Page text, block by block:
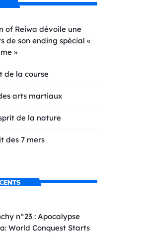
of Reiwa dévoile une
de son ending spécial «
»
de la course
arts martiaux
de la nature
des 7 mers
n°23 : Apocalypse
World Conquest Starts